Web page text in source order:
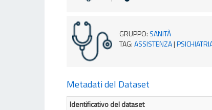
GRUPPO: SANITÀ
TAG:ASSISTENZA|
Metadati del Dataset
Identificativo del dataset